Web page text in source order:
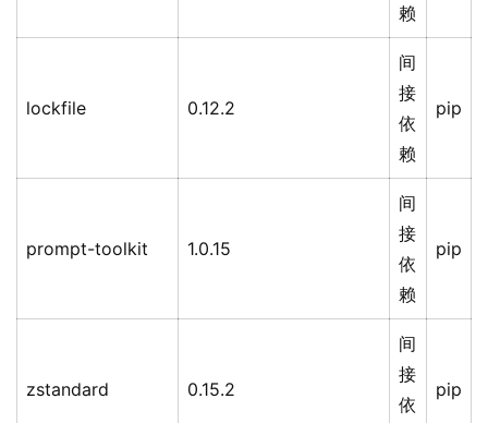
赖
lockfile 0.12.2
间
接
依
赖
pip
prompt-toolkit 1.0.15
间
接
依
赖
pip
zstandard 0.15.2
间
接
依
pip